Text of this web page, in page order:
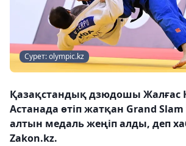
Сурет: olympic.kz
Қазақстандық дзюдошы Жалғас
Астанада өтіп жатқан Grand
алтын медаль жеңіп алды, деп
Zakon.kz.